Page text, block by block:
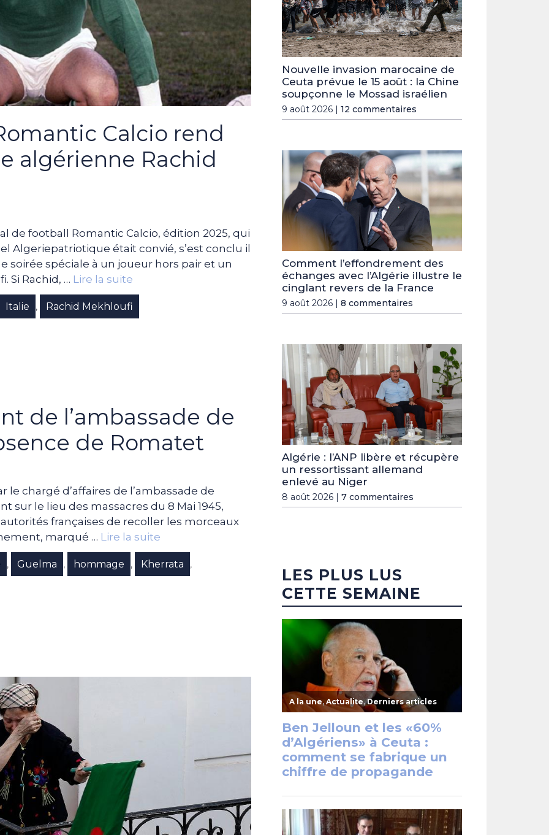
Calcio rend
algérienne Rachid
de football Romantic Calcio, édition 2025, qui
Algeriepatriotique était convié, s’est conclu il
soirée spéciale à un joueur hors pair et un
Si Rachid, … Lire la suite
Italie , Rachid Mekhloufi
de l’ambassade de
de Romatet
le chargé d’affaires de l’ambassade de
sur le lieu des massacres du 8 Mai 1945,
françaises de recoller les morceaux
marqué … Lire la suite
, Guelma , hommage , Kherrata ,
Nouvelle invasion marocaine de
Ceuta prévue le 15 août : la Chine
soupçonne le Mossad israélien
9 août 2026 | 12 commentaires
Comment l’effondrement des
échanges avec l’Algérie illustre le
cinglant revers de la France
9 août 2026 | 8 commentaires
Algérie : l’ANP libère et récupère
un ressortissant allemand
enlevé au Niger
8 août 2026 | 7 commentaires
LES PLUS LUS
CETTE SEMAINE